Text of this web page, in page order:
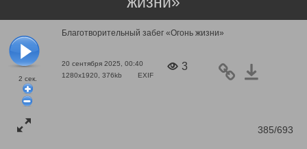
2 сек.
Благотворительный забег «Огонь жизни»
20 сентября 2025, 00:40
1280x1920, 376kb
EXIF
3
385/693